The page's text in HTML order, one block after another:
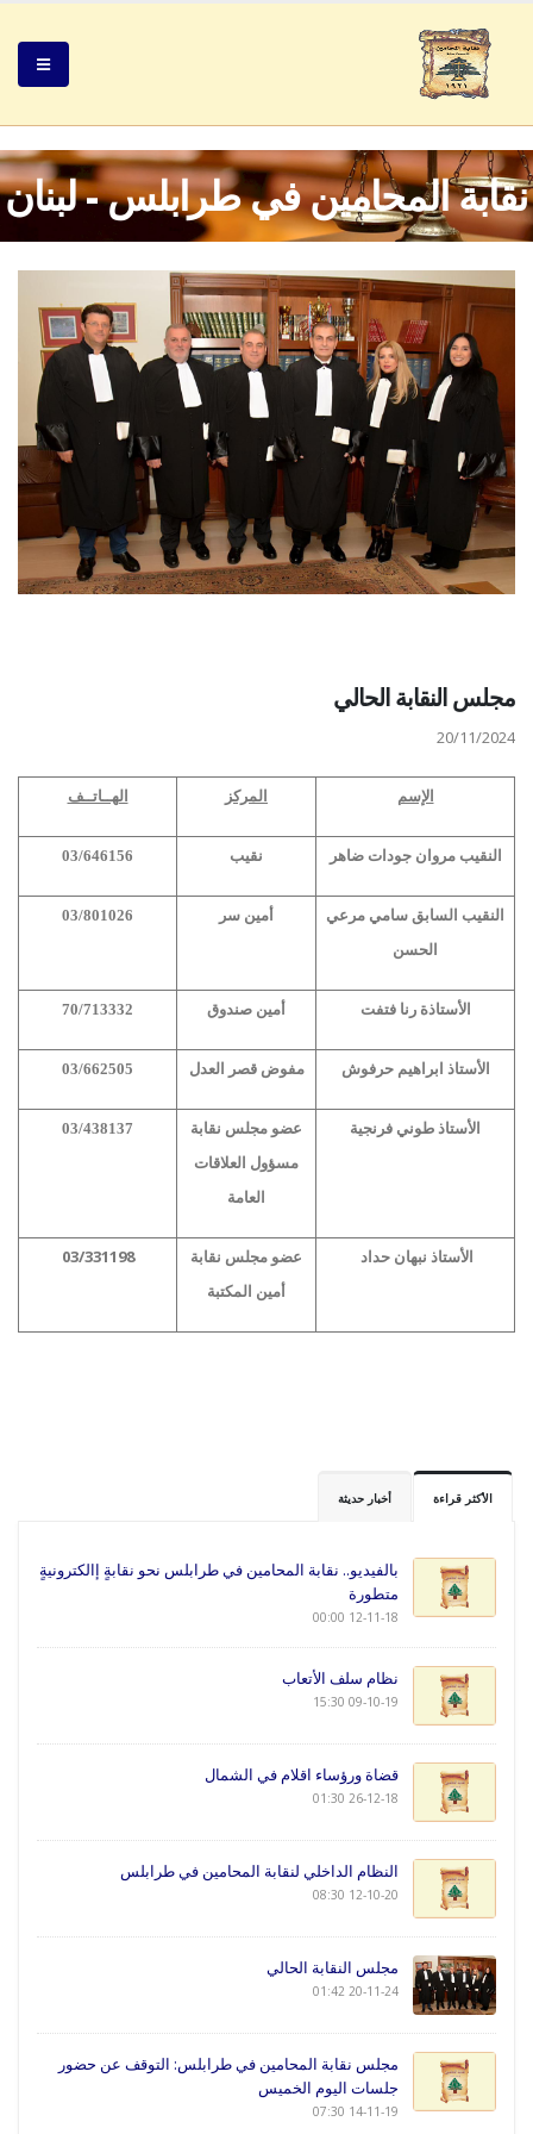
نقابة المحامين في طرابلس - لبنان
مجلس النقابة الحالي
20/11/2024
الإسم المركز الهــاتــف
النقيب مروان جودات ضاهر نقيب 03/646156
النقيب السابق سامي مرعي
الحسن
أمين سر 03/801026
الأستاذة رنا فتفت أمين صندوق 70/713332
الأستاذ ابراهيم حرفوش مفوض قصر العدل 03/662505
الأستاذ طوني فرنجية
عضو مجلس نقابة
مسؤول العلاقات
العامة
03/438137
الأستاذ نبهان حداد
عضو مجلس نقابة
أمين المكتبة
03/331198
الأكثر قراءة أخبار حديثة
بالفيديو.. نقابة المحامين في طرابلس نحو نقابةٍ إالكترونيةٍ
متطورة
12-11-18 00:00
نظام سلف الأتعاب
09-10-19 15:30
قضاة ورؤساء اقلام في الشمال
26-12-18 01:30
النظام الداخلي لنقابة المحامين في طرابلس
12-10-20 08:30
مجلس النقابة الحالي
20-11-24 01:42
مجلس نقابة المحامين في طرابلس: التوقف عن حضور
جلسات اليوم الخميس
14-11-19 07:30